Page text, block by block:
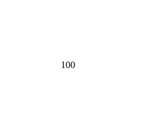
100